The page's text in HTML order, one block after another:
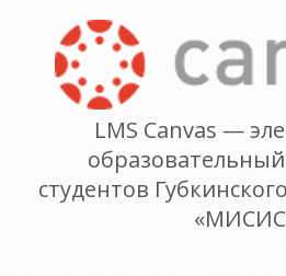
LMS Canvas —
образовательный
студентов